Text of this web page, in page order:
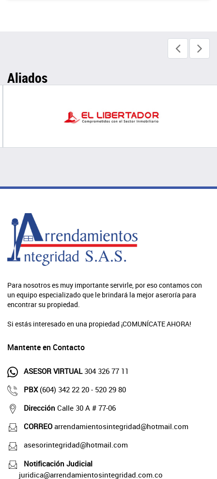
Aliados
Para nosotros es muy importante servirle, por eso contamos con
un equipo especializado que le brindará la mejor aseroría para
encontrar su propiedad.
Si estás interesado en una propiedad ¡COMUNÍCATE AHORA!
Mantente en Contacto
ASESOR VIRTUAL304 326 77 11
PBX (604) 342 22 20 - 520 29 80
Dirección Calle 30 A # 77-06
CORREO arrendamientosintegridad@hotmail.com
asesorintegridad@hotmail.com
Notificación Judicial
juridica@arrendamientosintegridad.com.co